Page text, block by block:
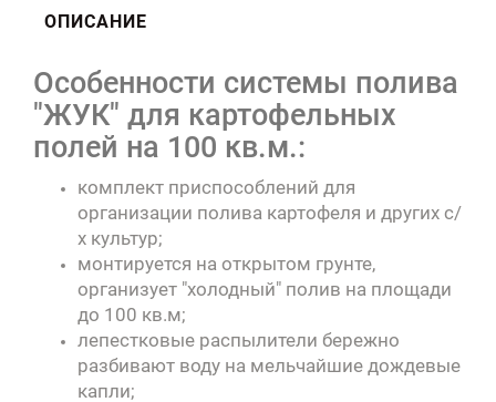
ОПИСАНИЕ
Особенности системы полива
"ЖУК" для картофельных
полей на 100 кв.м.:
комплект приспособлений для
организации полива картофеля и других с/
х культур;
монтируется на открытом грунте,
организует "холодный" полив на площади
до 100 кв.м;
лепестковые распылители бережно
разбивают воду на мельчайшие дождевые
капли;